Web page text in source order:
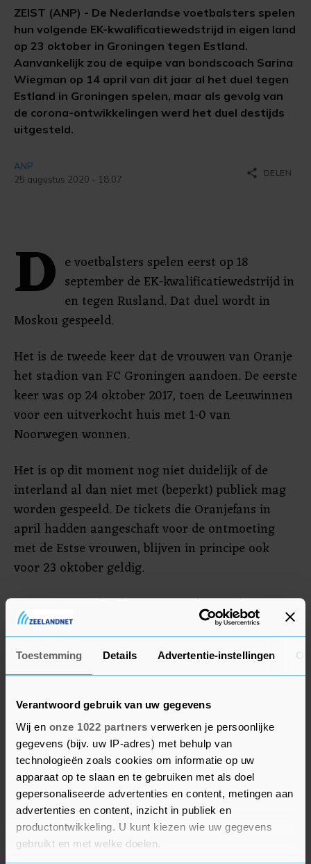
Toestemming Details Advertentie-instellingen
Verantwoord gebruik van uw gegevens
Wij en onze 1022 partners verwerken je persoonlijke
gegevens (bijv. uw IP-adres) met behulp van
technologieën zoals cookies om informatie op uw
apparaat op te slaan en te gebruiken met als doel
gepersonaliseerde advertenties en content, metingen aan
advertenties en content, inzicht in publiek en
productontwikkeling. U kunt kiezen wie uw gegevens
gebruikt en met welke doelen.
ZEIST (ANP) - De Nederlandse voetbalsters spelen
hun volgende EK-kwalificatiewedstrijd in eigen land
op 23 oktober in Groningen tegen Estland.
Aanvankelijk zou de equipe van bondscoach Sarina
Wiegman op 14 april van dit jaar al het duel tegen
Estland in Groningen spelen, maar als gevolg van
de corona-ontwikkelingen werd het duel destijds
uitgesteld.
ANP
25 augustus 2020 - 18:07
share DELEN
D e voetbalsters spelen eerst op 18
september de EK-kwalificatiewedstrijd in
en tegen Rusland. Dat duel wordt in
Moskou gespeeld.
Het is de tweede keer dat de vrouwen van Oranje
het stadion van FC Groningen aandoen. De eerste
keer was op 24 oktober 2017, toen de Leeuwinnen
voor een uitverkocht huis met 1-0 van
Noorwegen wonnen.
Het is op dit moment nog niet duidelijk of de
interland al dan niet met (beperkt) publiek mag
worden gespeeld. De tickets die Oranjefans in
april hadden aangeschaft voor de ontmoeting
met de Estse vrouwen, blijven in principe ook
voor 23 oktober geldig.
Het EK in Engeland is vanwege de verschuivingen
op de sportkalender verplaatst van 2021 naar de
zomer van 2022. De voetbalsters zijn momenteel
koploper in groep A van de kwalificatie met 18
punten uit zes duels.